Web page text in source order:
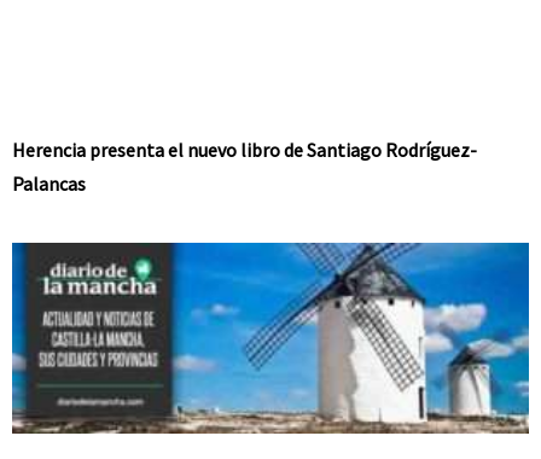
Herencia presenta el nuevo libro de Santiago Rodríguez-
Palancas